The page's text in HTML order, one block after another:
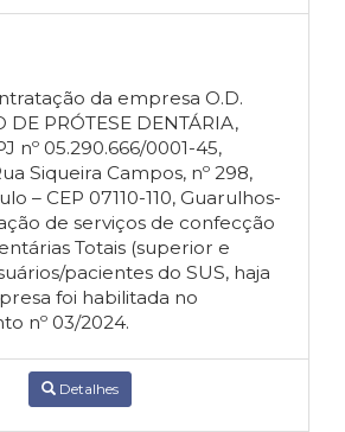
da empresa O.D.
DE PRÓTESE DENTÁRIA,
nº 05.290.666/0001-45,
Siqueira Campos, nº 298,
– CEP 07110-110, Guarulhos-
de serviços de confecção
Totais (superior e
pacientes do SUS, haja
foi habilitada no
nº 03/2024.
Detalhes